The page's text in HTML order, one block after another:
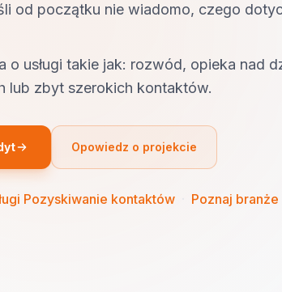
od początku nie wiadomo, czego
o usługi takie jak: rozwód, opieka nad
lub zbyt szerokich kontaktów.
Opowiedz o projekcie
Pozyskiwanie kontaktów Poznaj branże